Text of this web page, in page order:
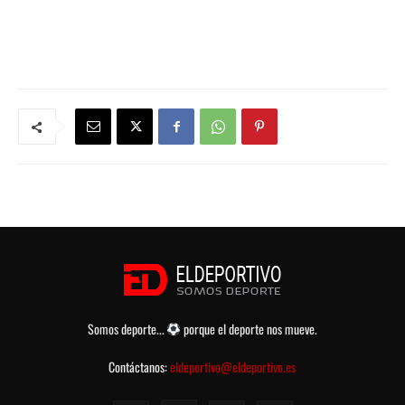
Somos deporte...
porque el deporte nos mueve.
Contáctanos:eldeportivo@eldeportivo.es